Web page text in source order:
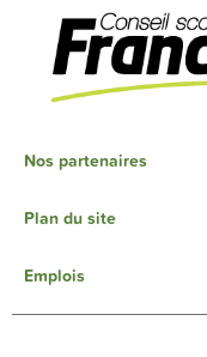
Nos partenaires
Plan du site
Emplois